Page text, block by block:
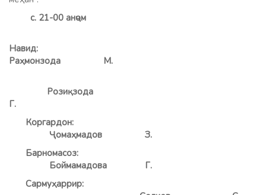
с. 21-00 анҷом
Навид:
Раҳмонзода М.
Розиқзода
Г.
Коргардон:
Ҷомаҳмадов З.
Барномасоз:
Боймамадова Г.
Сармуҳаррир: